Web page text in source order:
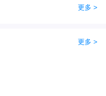
更多 >
更多 >